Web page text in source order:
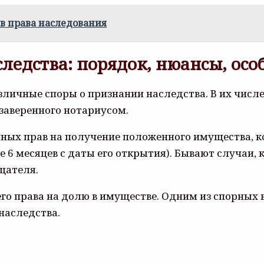
права наследования
порядок, нюансы,
споры о признании наследства. В их
нотариусом.
прав на получение положенного имущества,
6 месяцев с даты его открытия). Бывают
права на долю в имуществе. Одним из спорных